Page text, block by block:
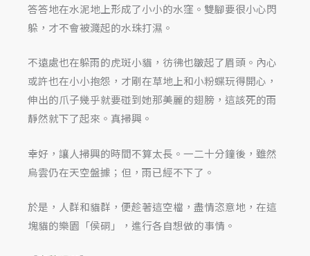
答答地在水泥地上形成了小小的水窪。雙腳要很小心閃
躲，才不會被濺起的水珠打濕。
不遠處也在躲雨的虎斑小貓，彷彿也皺起了眉頭。內心
或許也在小小抱怨，才剛在草地上和小粉蝶玩得開心，
伸出的爪子幾乎就要碰到她那美麗的翅膀，這該死的雨
靜然就下了起來。真掃興。
幸好，讓人掃興的時間不算太長。一二十分鐘後，雖然
烏雲仍在天空盤據；但，雨已經不下了。
於是，人群和貓群，便趁著這空檔，盡情恣意地，在這
塊貓的樂園「侯硐」，進行各自想做的事情。